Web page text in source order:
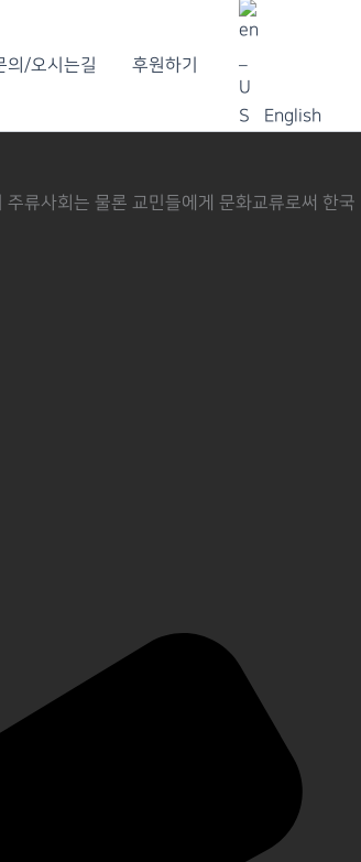
의/오시는길 후원하기
English
류사회는 물론 교민들에게 문화교류로써 한국